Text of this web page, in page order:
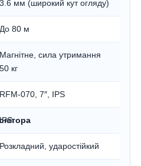
3.6 мм (широкий кут огляду)
До 80 м
Магнітне, сила утримання
50 кг
RFM-070, 7″, IPS
IPS
Розкладний, ударостійкий